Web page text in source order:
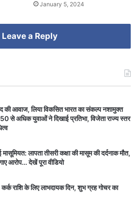
January 5, 2024
Leave a Reply
आवाज, लिया विकसित भारत का संकल्प नशामुक्त
से अधिक युवाओं ने दिखाई प्रतिभा, विजेता राज्य स्तर
लापता तीसरी कक्षा की मासूम की दर्दनाक मौत,
आरोप… देखें पूरा वीडियो
राशि के लिए लाभदायक दिन, शुभ ग्रह गोचर का